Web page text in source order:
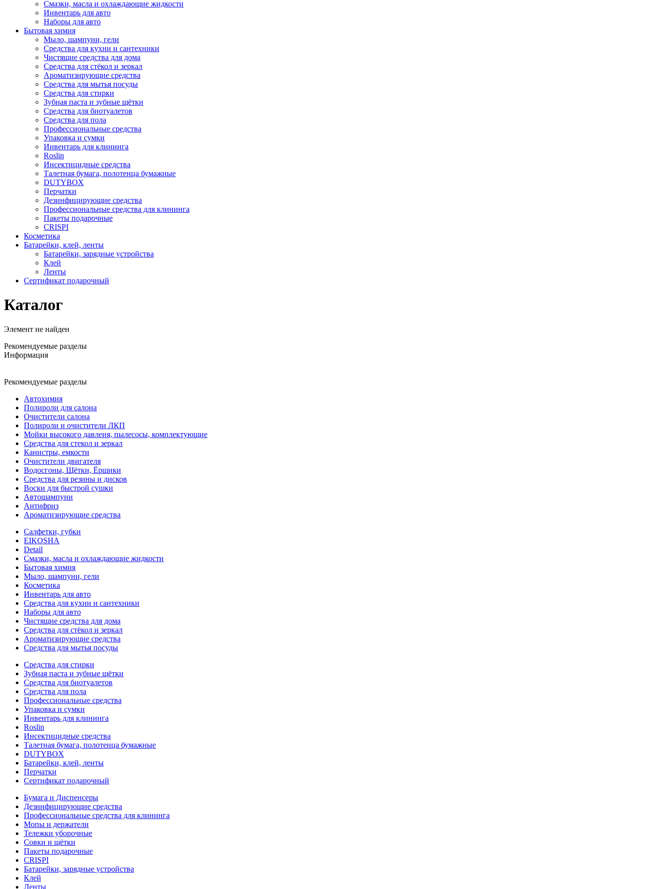
Смазки, масла и охлаждающие жидкости
Инвентарь для авто
Наборы для авто
Бытовая химия
Мыло, шампуни, гели
Средства для кухни и сантехники
Чистящие средства для дома
Средства для стёкол и зеркал
Ароматизирующие средства
Средства для мытья посуды
Средства для стирки
Зубная паста и зубные щётки
Средства для биотуалетов
Средства для пола
Профессиональные средства
Упаковка и сумки
Инвентарь для клининга
Roslin
Инсектицидные средства
Талетная бумага, полотенца бумажные
DUTYBOX
Перчатки
Дезинфицирующие средства
Профессиональные средства для клининга
Пакеты подарочные
CRISPI
Косметика
Батарейки, клей, ленты
Батарейки, зарядные устройства
Клей
Ленты
Сертификат подарочный
Каталог
Элемент не найден
Рекомендуемые разделы
Информация
Рекомендуемые разделы
Автохимия
Полироли для салона
Очистители салона
Полироли и очистители ЛКП
Мойки высокого давлеия, пылесосы, комплектующие
Средства для стекол и зеркал
Канистры, емкости
Очистители двигателя
Водосгоны, Щётки, Ёршики
Средства для резины и дисков
Воски для быстрой сушки
Автошампуни
Антифриз
Ароматизирующие средства
Салфетки, губки
EIKOSHA
Detail
Смазки, масла и охлаждающие жидкости
Бытовая химия
Мыло, шампуни, гели
Косметика
Инвентарь для авто
Средства для кухни и сантехники
Наборы для авто
Чистящие средства для дома
Средства для стёкол и зеркал
Ароматизирующие средства
Средства для мытья посуды
Средства для стирки
Зубная паста и зубные щётки
Средства для биотуалетов
Средства для пола
Профессиональные средства
Упаковка и сумки
Инвентарь для клининга
Roslin
Инсектицидные средства
Талетная бумага, полотенца бумажные
DUTYBOX
Батарейки, клей, ленты
Перчатки
Сертификат подарочный
Бумага и Диспенсеры
Дезинфицирующие средства
Профессиональные средства для клининга
Мопы и держатели
Тележки уборочные
Совки и щётки
Пакеты подарочные
CRISPI
Батарейки, зарядные устройства
Клей
Ленты